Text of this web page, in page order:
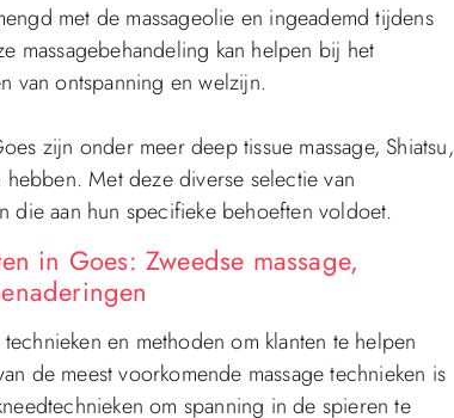
met de massageolie en ingeademd tijdens
massagebehandeling kan helpen bij het
van ontspanning en welzijn.
zijn onder meer deep tissue massage, Shiatsu,
Met deze diverse selectie van
die aan hun specifieke behoeften voldoet.
in Goes: Zweedse massage,
en methoden om klanten te helpen
de meest voorkomende massage technieken is
om spanning in de spieren te